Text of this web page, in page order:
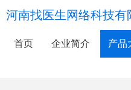
河南找医生网络科技有
首页 企业简介 产品